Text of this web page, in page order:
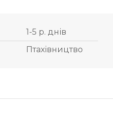
1-5 р. днів
Птахівництво